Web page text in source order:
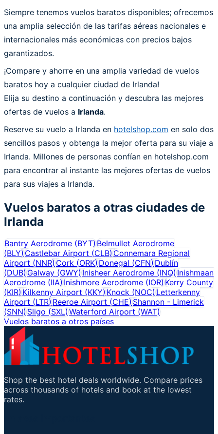
Siempre tenemos vuelos baratos disponibles; ofrecemos
una amplia selección de las tarifas aéreas nacionales e
internacionales más económicas con precios bajos
garantizados.
¡Compare y ahorre en una amplia variedad de vuelos
baratos hoy a cualquier ciudad de Irlanda!
Elija su destino a continuación y descubra las mejores
ofertas de vuelos a Irlanda.
Reserve su vuelo a Irlanda en hotelshop.com en solo dos
sencillos pasos y obtenga la mejor oferta para su viaje a
Irlanda. Millones de personas confían en hotelshop.com
para encontrar al instante las mejores ofertas de vuelos
para sus viajes a Irlanda.
Vuelos baratos a otras ciudades de
Irlanda
Bantry Aerodrome (BYT)Belmullet Aerodrome
(BLY)Castlebar Airport (CLB) Connemara Regional
Airport (NNR)Cork (ORK) Donegal (CFN) Dublín
(DUB)Galway (GWY) Inisheer Aerodrome (INQ) Inishmaan
Aerodrome (IIA)Inishmore Aerodrome (IOR) Kerry County
(KIR)Kilkenny Airport (KKY) Knock (NOC) Letterkenny
Airport (LTR)Reeroe Airport (CHE) Shannon - Limerick
(SNN)Sligo (SXL) Waterford Airport (WAT)
Vuelos baratos a otros países
Shop the best hotel deals worldwide. Compare prices
across thousands of hotels and book at the lowest
rates.